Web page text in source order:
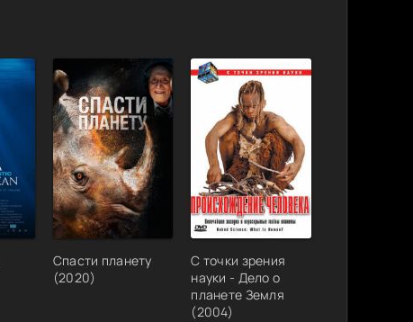
Спасти планету
(2020)
С точки зрения
науки - Дело о
планете Земля
(2004)